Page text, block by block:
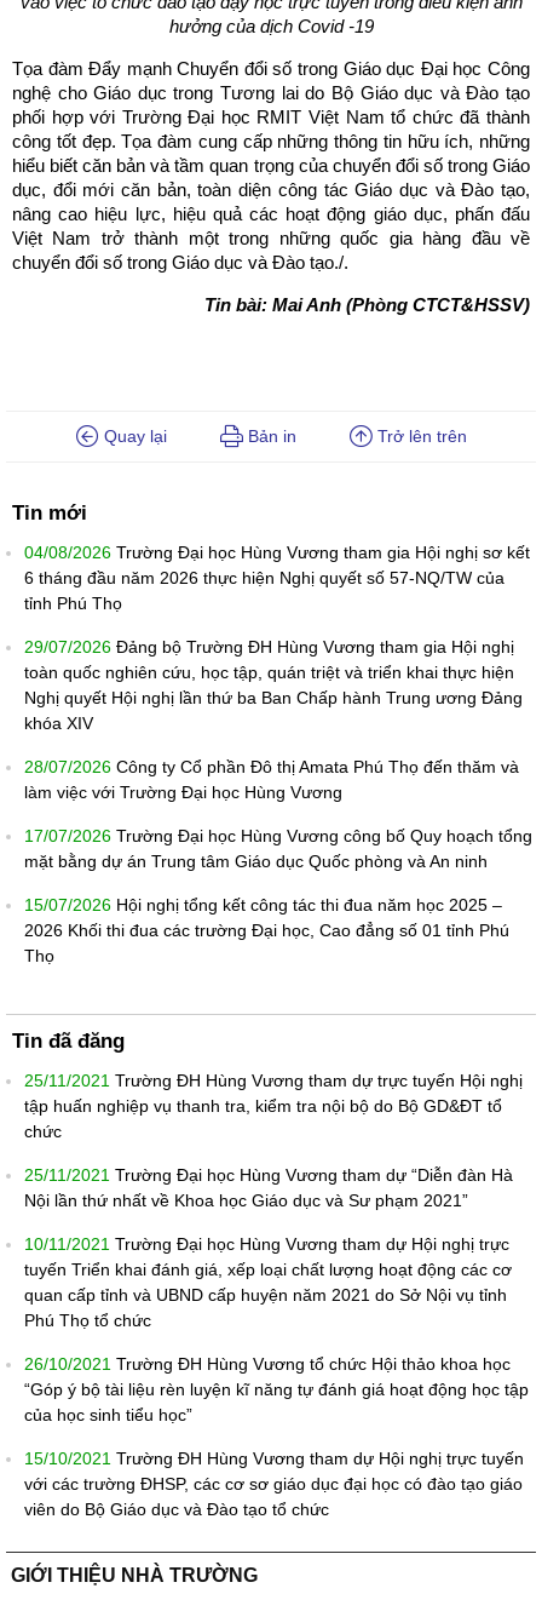
hưởng của dịch Covid -19
Tọa đàm Đẩy mạnh Chuyển đổi số trong Giáo dục Đại học Công
nghệ cho Giáo dục trong Tương lai do Bộ Giáo dục và Đào tạo
phối hợp với Trường Đại học RMIT Việt Nam tổ chức đã thành
công tốt đẹp. Tọa đàm cung cấp những thông tin hữu ích, những
hiểu biết căn bản và tầm quan trọng của chuyển đổi số trong Giáo
dục, đổi mới căn bản, toàn diện công tác Giáo dục và Đào tạo,
nâng cao hiệu lực, hiệu quả các hoạt động giáo dục, phấn đấu
Việt Nam trở thành một trong những quốc gia hàng đầu về
chuyển đổi số trong Giáo dục và Đào tạo./.
Tin bài: Mai Anh (Phòng CTCT&HSSV)
Quay lại Bản in Trở lên trên
Tin mới
04/08/2026 Trường Đại học Hùng Vương tham gia Hội nghị sơ kết
6 tháng đầu năm 2026 thực hiện Nghị quyết số 57-NQ/TW của
tỉnh Phú Thọ
29/07/2026 Đảng bộ Trường ĐH Hùng Vương tham gia Hội nghị
toàn quốc nghiên cứu, học tập, quán triệt và triển khai thực hiện
Nghị quyết Hội nghị lần thứ ba Ban Chấp hành Trung ương Đảng
khóa XIV
28/07/2026 Công ty Cổ phần Đô thị Amata Phú Thọ đến thăm và
làm việc với Trường Đại học Hùng Vương
17/07/2026 Trường Đại học Hùng Vương công bố Quy hoạch tổng
mặt bằng dự án Trung tâm Giáo dục Quốc phòng và An ninh
15/07/2026 Hội nghị tổng kết công tác thi đua năm học 2025 –
2026 Khối thi đua các trường Đại học, Cao đẳng số 01 tỉnh Phú
Thọ
Tin đã đăng
25/11/2021 Trường ĐH Hùng Vương tham dự trực tuyến Hội nghị
tập huấn nghiệp vụ thanh tra, kiểm tra nội bộ do Bộ GD&ĐT tổ
chức
25/11/2021 Trường Đại học Hùng Vương tham dự “Diễn đàn Hà
Nội lần thứ nhất về Khoa học Giáo dục và Sư phạm 2021”
10/11/2021 Trường Đại học Hùng Vương tham dự Hội nghị trực
tuyến Triển khai đánh giá, xếp loại chất lượng hoạt động các cơ
quan cấp tỉnh và UBND cấp huyện năm 2021 do Sở Nội vụ tỉnh
Phú Thọ tổ chức
26/10/2021 Trường ĐH Hùng Vương tổ chức Hội thảo khoa học
“Góp ý bộ tài liệu rèn luyện kĩ năng tự đánh giá hoạt động học tập
của học sinh tiểu học”
15/10/2021 Trường ĐH Hùng Vương tham dự Hội nghị trực tuyến
với các trường ĐHSP, các cơ sơ giáo dục đại học có đào tạo giáo
viên do Bộ Giáo dục và Đào tạo tổ chức
GIỚI THIỆU NHÀ TRƯỜNG